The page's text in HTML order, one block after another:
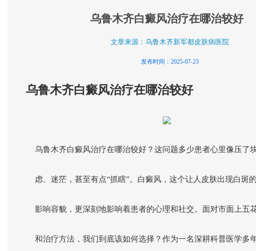
乌鲁木齐白癜风治疗在哪治较好
文章来源：乌鲁木齐新军都皮肤病医院
发布时间：2025-07-23
乌鲁木齐白癜风治疗在哪治较好
乌鲁木齐白癜风治疗在哪治较好？这问题多少患者心里像压了
虑、迷茫，甚至有点“抓瞎”。白癜风，这个让人皮肤出现白斑
影响容貌，更深刻地影响着患者的心理和社交。面对市面上五
和治疗方法，我们到底该如何选择？作为一名深耕科普医学多